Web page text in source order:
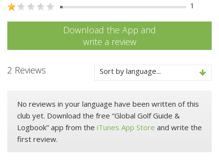
1
Download the App and
write a review
2 Reviews Sort by language...
No reviews in your language have been written of this
club yet. Download the free “Global Golf Guide &
Logbook” app from the iTunes App Store and write the
first review.